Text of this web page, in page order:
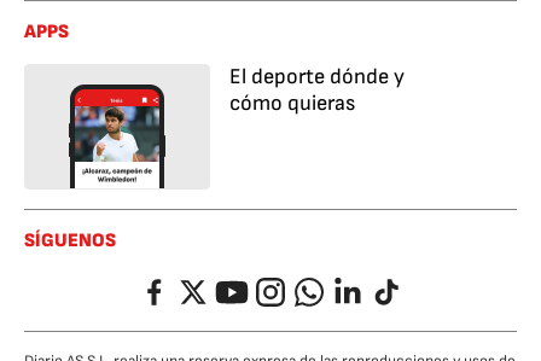
APPS
El deporte dónde y
cómo quieras
SÍGUENOS
FacebookTwitterYouTubeInstagramWhatsappLinkedIn
TikTok